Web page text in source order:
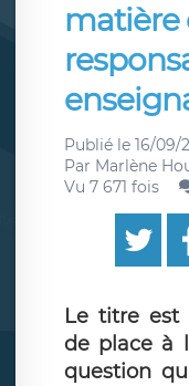
matière
Publié le 16/09/
Par Marlène
Vu 7 671 fois
Le titre est
de place à
question